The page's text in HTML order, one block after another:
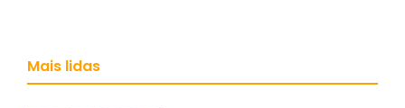
Mais lidas